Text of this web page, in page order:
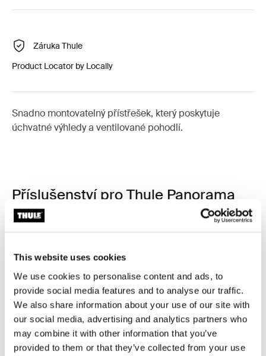
This website uses cookies
We use cookies to personalise content and ads, to
provide social media features and to analyse our traffic.
We also share information about your use of our site with
our social media, advertising and analytics partners who
may combine it with other information that you’ve
provided to them or that they’ve collected from your use
Záruka Thule
Product Locator by Locally
Snadno montovatelný přístřešek, který poskytuje
úchvatné výhledy a ventilované pohodlí.
Příslušenství pro Thule Panorama
for Thule Omnistor 8000